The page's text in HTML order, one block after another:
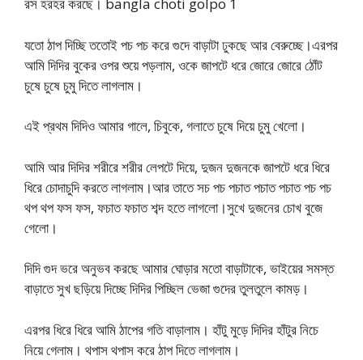
রস হরহর করছে। bangla choti golpo 1
যতো ঠাপ দিচ্ছি ততোই পচ পচ করে গুদে বাড়াটা ঢুকছে আর বেরুচ্ছে।এরপর
আমি দিদির বুকের ওপর শুয়ে পড়লাম, ওকে জাপটে ধরে জোরে জোরে ঠোঁট
চুষে চুষে চুমু দিতে লাগলাম।
এই প্রথম দিদিও আমার গালে, চিবুকে, গলাতে চুষে দিয়ে চুমু খেলো।
আমি আর দিদির শরীরে শরীর লেপটে দিয়ে, দুজন দুজনকে জাপটে ধরে ধিরে
ধিরে চোদাচুদি করতে লাগলাম।আর তাতে সচ পচ পচাত পচাত পচাত পচ পচ
থপ থপ ফস ফস, ফচাত ফচাত শব্দ হতে লাগলো।সুখে দুজনের চোখ বুজে
গেলো।
দিদি গুদ ভরে অনুভব করছে আমার ঘোড়ার মতো বাড়াটাকে, ভাইয়ের সমস্ত
বাড়াতে সুখ ছড়িয়ে দিচ্ছে দিদির পিচ্ছিল ভেজা গুদের তুলতুলে কামড়।
এরপর ধিরে ধিরে আমি ঠাপের গতি বাড়ালাম। হাঁটু মুড়ে দিদির হাঁটুর নিচে
নিয়ে গেলাম। থপাস থপাস করে ঠাপ দিতে লাগলাম।